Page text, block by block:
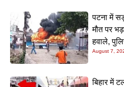
पटना में
मौत पर
हवाले,
August 7,
बिहार में